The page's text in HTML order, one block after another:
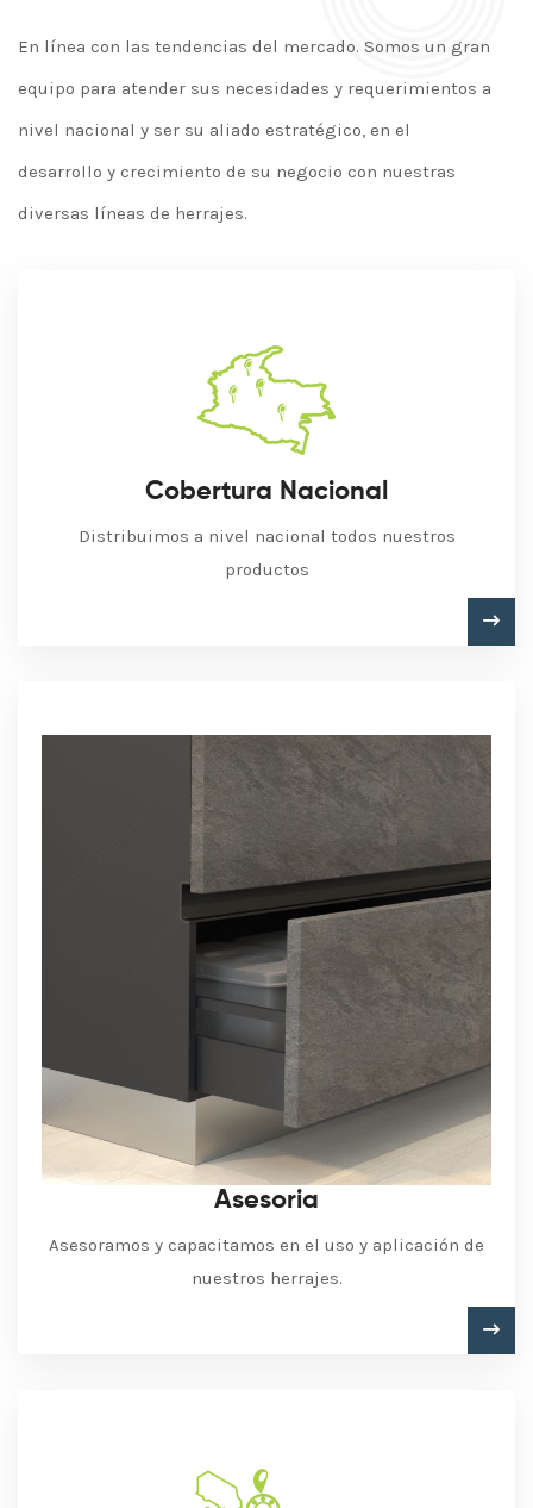
En línea con las tendencias del mercado. Somos un gran
equipo para atender sus necesidades y requerimientos a
nivel nacional y ser su aliado estratégico, en el
desarrollo y crecimiento de su negocio con nuestras
diversas líneas de herrajes.
Cobertura Nacional
Distribuimos a nivel nacional todos nuestros
productos
Asesoria
Asesoramos y capacitamos en el uso y aplicación de
nuestros herrajes.